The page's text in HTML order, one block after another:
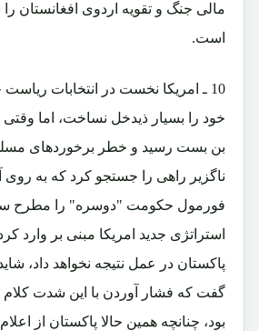
مالی جنگ و تقویه اردوی افغانستان
است.
10 ـ امریکا نخست در انتخابات
خود را بسیار ذیدخل نساخت، اما وقتی
بن بست رسید و خطر برخوردهای
ناگزیر راهی را جستجو کرد که به
استراتژی جدید امریکا مبنی بر وارد
پاکستان در عمل نتیجه نخواهد داد،
گفت که فشار آوردن با این شدت کلام
بود، چنانچه همین حالا پاکستان از